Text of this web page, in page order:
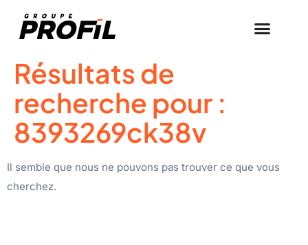
Résultats de
recherche pour :
8393269ck38v
Il semble que nous ne pouvons pas trouver ce que vous
cherchez.